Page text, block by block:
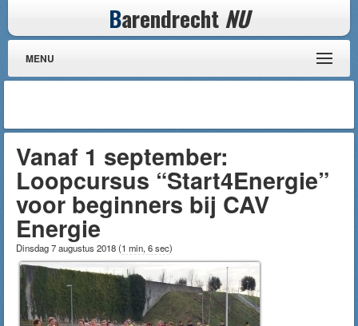
Barendrecht NU
MENU
Vanaf 1 september:
Loopcursus “Start4Energie”
voor beginners bij CAV
Energie
Dinsdag 7 augustus 2018(1 min, 6 sec)